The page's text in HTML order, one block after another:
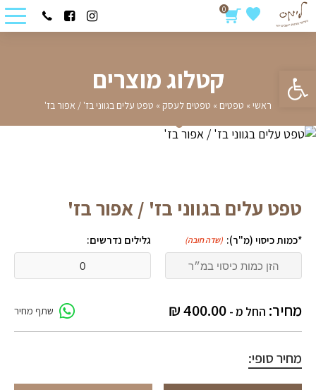
פתח סרגל נגישות
0
קטלוג מוצרים
ראשי » טפטים » טפטים לעסק » טפט עלים בגווני בז' / אפור בז'
טפט עלים בגווני בז' / אפור בז'
*כמות כיסוי (מ"ר): (שדה חובה) גלילים נדרשים:
מחיר: החל מ - 400.00
₪ שתף מחיר
מחיר סופי: